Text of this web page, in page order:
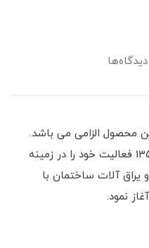
دیدگاه‌ها
محصول الزامی می باشد.
گروه صنعتی بهریزان، در سال 1355 فعالیت خود را در زمینه
یراق آلات ساختمان با
نمود.